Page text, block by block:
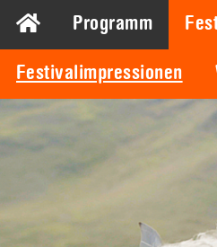
Programm
Festivalimpressionen